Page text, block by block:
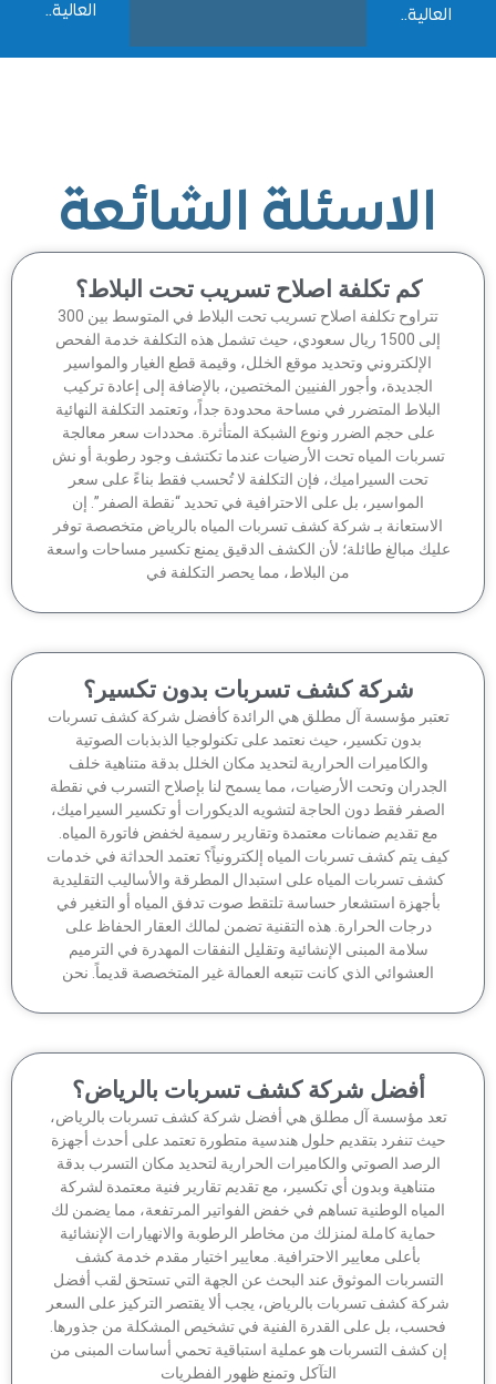
الاسئلة الشائعة
كم تكلفة اصلاح تسريب تحت البلاط؟
تتراوح تكلفة اصلاح تسريب تحت البلاط في المتوسط بين 300
إلى 1500 ريال سعودي، حيث تشمل هذه التكلفة خدمة الفحص
الإلكتروني وتحديد موقع الخلل، وقيمة قطع الغيار والمواسير
الجديدة، وأجور الفنيين المختصين، بالإضافة إلى إعادة تركيب
البلاط المتضرر في مساحة محدودة جداً، وتعتمد التكلفة النهائية
على حجم الضرر ونوع الشبكة المتأثرة. محددات سعر معالجة
المياه تحت الأرضيات عندما تكتشف وجود رطوبة أو نش
تحت السيراميك، فإن التكلفة لا تُحسب فقط بناءً على سعر
المواسير، بل على الاحترافية في تحديد “نقطة الصفر”. إن
بـ شركة كشف تسربات المياه بالرياض متخصصة توفر
مبالغ طائلة؛ لأن الكشف الدقيق يمنع تكسير مساحات واسعة
من البلاط، مما يحصر التكلفة في
شركة كشف تسربات بدون تكسير؟
مؤسسة آل مطلق هي الرائدة كأفضل شركة كشف تسربات
بدون تكسير، حيث نعتمد على تكنولوجيا الذبذبات الصوتية
والكاميرات الحرارية لتحديد مكان الخلل بدقة متناهية خلف
وتحت الأرضيات، مما يسمح لنا بإصلاح التسرب في نقطة
فقط دون الحاجة لتشويه الديكورات أو تكسير السيراميك،
مع تقديم ضمانات معتمدة وتقارير رسمية لخفض فاتورة المياه.
يتم كشف تسربات المياه إلكترونياً؟ تعتمد الحداثة في خدمات
تسربات المياه على استبدال المطرقة والأساليب التقليدية
بأجهزة استشعار حساسة تلتقط صوت تدفق المياه أو التغير في
درجات الحرارة. هذه التقنية تضمن لمالك العقار الحفاظ على
سلامة المبنى الإنشائية وتقليل النفقات المهدرة في الترميم
العشوائي الذي كانت تتبعه العمالة غير المتخصصة قديماً. نحن
أفضل شركة كشف تسربات بالرياض؟
مؤسسة آل مطلق هي أفضل شركة كشف تسربات بالرياض،
تنفرد بتقديم حلول هندسية متطورة تعتمد على أحدث أجهزة
الرصد الصوتي والكاميرات الحرارية لتحديد مكان التسرب بدقة
متناهية وبدون أي تكسير، مع تقديم تقارير فنية معتمدة لشركة
الوطنية تساهم في خفض الفواتير المرتفعة، مما يضمن لك
حماية كاملة لمنزلك من مخاطر الرطوبة والانهيارات الإنشائية
بأعلى معايير الاحترافية. معايير اختيار مقدم خدمة كشف
الموثوق عند البحث عن الجهة التي تستحق لقب أفضل
كشف تسربات بالرياض، يجب ألا يقتصر التركيز على السعر
بل على القدرة الفنية في تشخيص المشكلة من جذورها.
كشف التسربات هو عملية استباقية تحمي أساسات المبنى من
التآكل وتمنع ظهور الفطريات